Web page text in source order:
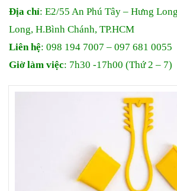
Địa chỉ: E2/55 An Phú Tây – Hưng
Long, H.Bình Chánh, TP.HCM
Liên hệ: 098 194 7007 – 097 681 0055
Giờ làm việc: 7h30 -17h00 (Thứ 2 – 7)